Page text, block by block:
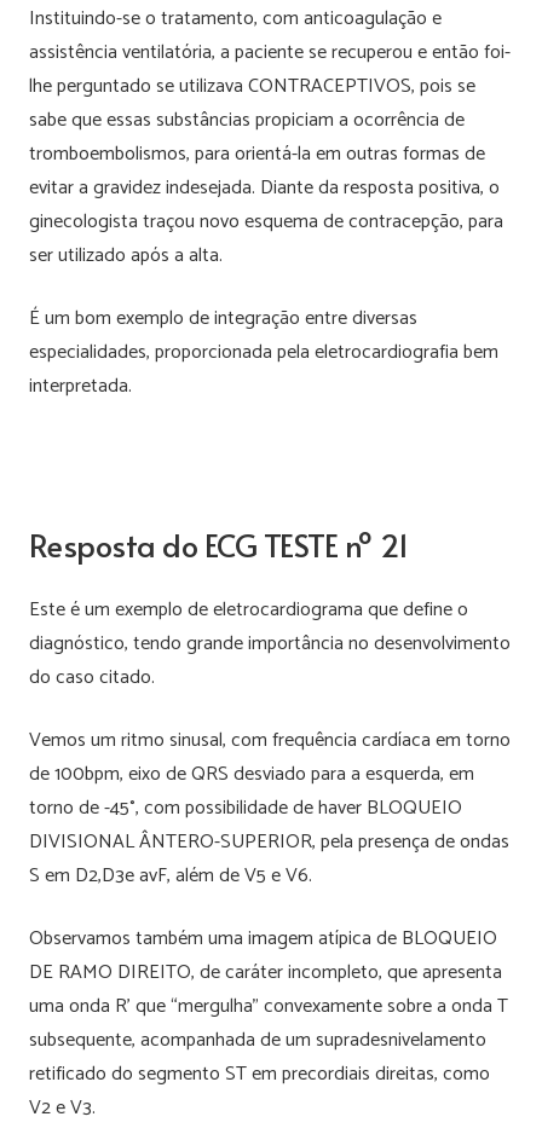
Instituindo-se o tratamento, com anticoagulação e
assistência ventilatória, a paciente se recuperou e então foi-
lhe perguntado se utilizava CONTRACEPTIVOS, pois se
sabe que essas substâncias propiciam a ocorrência de
tromboembolismos, para orientá-la em outras formas de
evitar a gravidez indesejada. Diante da resposta positiva, o
ginecologista traçou novo esquema de contracepção, para
ser utilizado após a alta.
É um bom exemplo de integração entre diversas
especialidades, proporcionada pela eletrocardiografia bem
interpretada.
Resposta do ECG TESTE nº 21
Este é um exemplo de eletrocardiograma que define o
diagnóstico, tendo grande importância no desenvolvimento
do caso citado.
Vemos um ritmo sinusal, com frequência cardíaca em torno
de 100bpm, eixo de QRS desviado para a esquerda, em
torno de -45°, com possibilidade de haver BLOQUEIO
DIVISIONAL ÂNTERO-SUPERIOR, pela presença de ondas
S em D2,D3e avF, além de V5 e V6.
Observamos também uma imagem atípica de BLOQUEIO
DE RAMO DIREITO, de caráter incompleto, que apresenta
uma onda R’ que “mergulha” convexamente sobre a onda T
subsequente, acompanhada de um supradesnivelamento
retificado do segmento ST em precordiais direitas, como
V2 e V3.